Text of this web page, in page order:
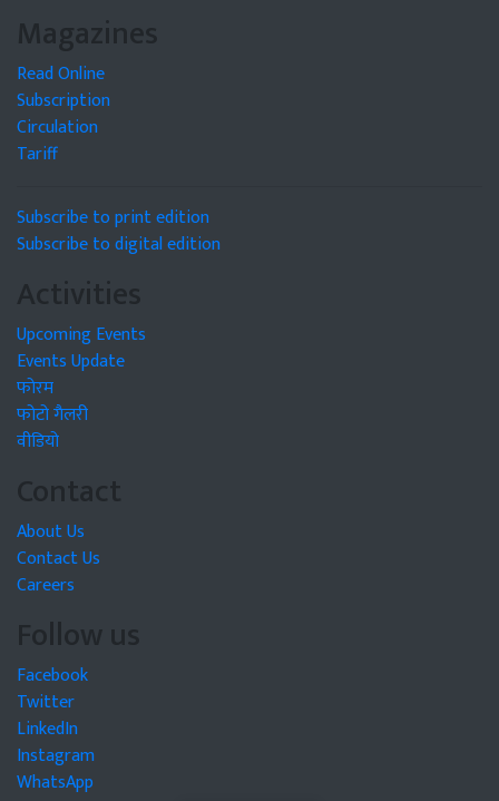
Magazines
Read Online
Subscription
Circulation
Tariff
Subscribe to print edition
Subscribe to digital edition
Activities
Upcoming Events
Events Update
फोरम
फोटो गैलरी
वीडियो
Contact
About Us
Contact Us
Careers
Follow us
Facebook
Twitter
LinkedIn
Instagram
WhatsApp